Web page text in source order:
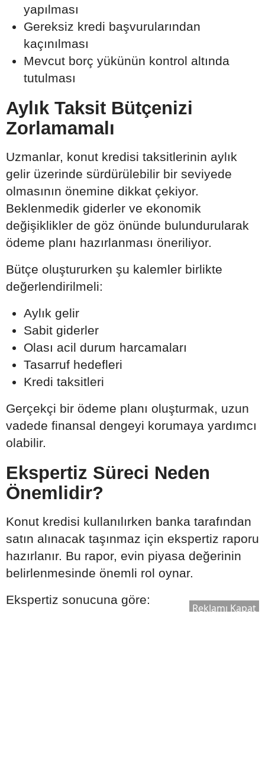
yapılması
Gereksiz kredi başvurularından
kaçınılması
Mevcut borç yükünün kontrol altında
tutulması
Aylık Taksit Bütçenizi
Zorlamamalı
Uzmanlar, konut kredisi taksitlerinin aylık
gelir üzerinde sürdürülebilir bir seviyede
olmasının önemine dikkat çekiyor.
Beklenmedik giderler ve ekonomik
değişiklikler de göz önünde bulundurularak
ödeme planı hazırlanması öneriliyor.
Bütçe oluştururken şu kalemler birlikte
değerlendirilmeli:
Aylık gelir
Sabit giderler
Olası acil durum harcamaları
Tasarruf hedefleri
Kredi taksitleri
Gerçekçi bir ödeme planı oluşturmak, uzun
vadede finansal dengeyi korumaya yardımcı
olabilir.
Ekspertiz Süreci Neden
Önemlidir?
Konut kredisi kullanılırken banka tarafından
satın alınacak taşınmaz için ekspertiz raporu
hazırlanır. Bu rapor, evin piyasa değerinin
belirlenmesinde önemli rol oynar.
Ekspertiz sonucuna göre:
Reklamı Kapat